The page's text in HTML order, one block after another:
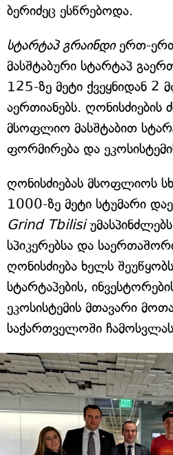
ბერიძეც ესწრებოდა.
სტარტაპ გრაინდიერთ-
მასშტაბური სტარტაპ
125-ზე მეტი ქვეყნიდან 2
აერთიანებს. ღონისძიების
მსოფლიო მასშტაბით
ფორმირება და
ღონისძიებას მსოფლიოს
1000-ზე მეტი სტუმარი
Grind Tbilisi
სპიკერებსა და
ღონისძიება ხელს
სტარტაპების,
ეკოსისტემის მთავარი
საქართველოში